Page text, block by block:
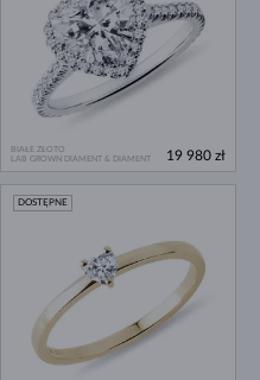
BIAŁE ZŁOTO
LAB GROWN DIAMENT & DIAMENT
19 980 zł
DOSTĘPNE